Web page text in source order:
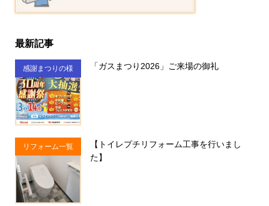
最新記事
感謝まつりの様
子
「ガスまつり2026」ご来場の御礼
リフォーム一覧
【トイレプチリフォーム工事を行いまし
た】